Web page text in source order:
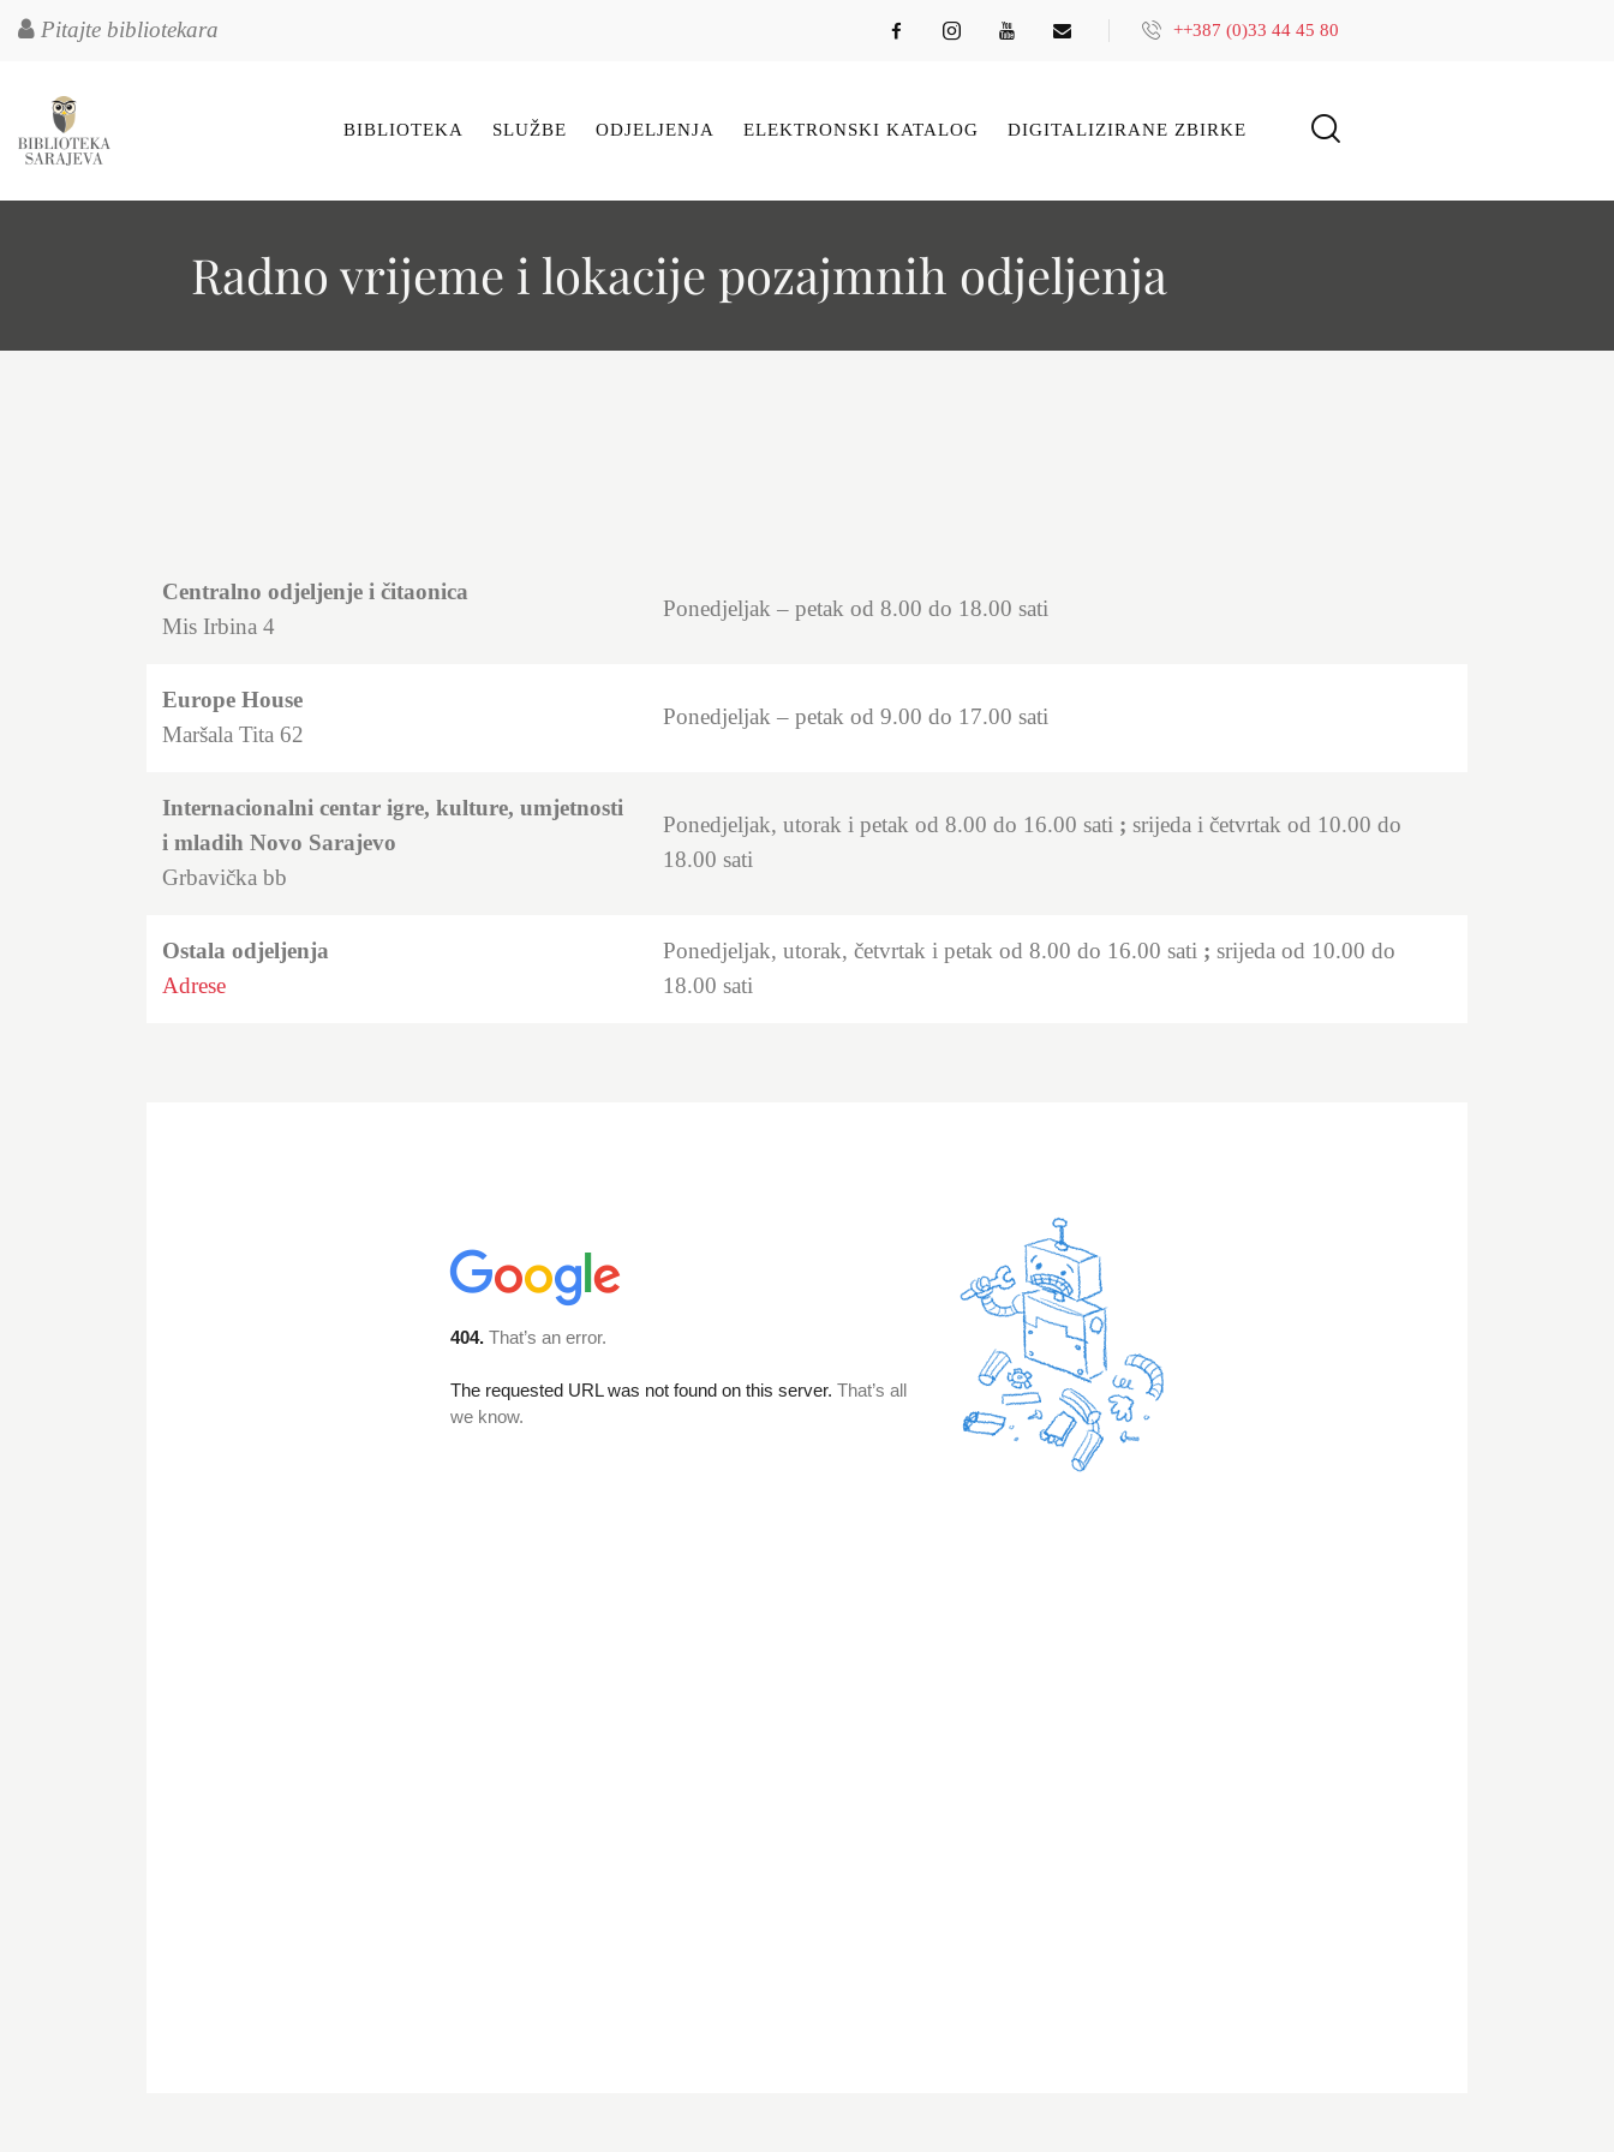
Pitajte bibliotekara ++387 (0)33 44 45 80
BIBLIOTEKA SLUŽBE ODJELJENJA ELEKTRONSKI KATALOG DIGITALIZIRANE ZBIRKE
Radno vrijeme i lokacije pozajmnih odjeljenja
Centralno odjeljenje i čitaonica
Mis Irbina 4
Ponedjeljak – petak od 8.00 do 18.00 sati
Europe House
Maršala Tita 62
Ponedjeljak – petak od 9.00 do 17.00 sati
Internacionalni centar igre, kulture, umjetnosti
i mladih Novo Sarajevo
Grbavička bb
Ponedjeljak, utorak i petak od 8.00 do 16.00 sati ; srijeda i četvrtak od 10.00 do
18.00 sati
Ostala odjeljenja
Adrese
Ponedjeljak, utorak, četvrtak i petak od 8.00 do 16.00 sati ; srijeda od 10.00 do
18.00 sati